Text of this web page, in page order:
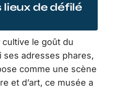
lieux de défilé
cultive le goût du
ses adresses phares,
comme une scène
et d’art, ce musée a